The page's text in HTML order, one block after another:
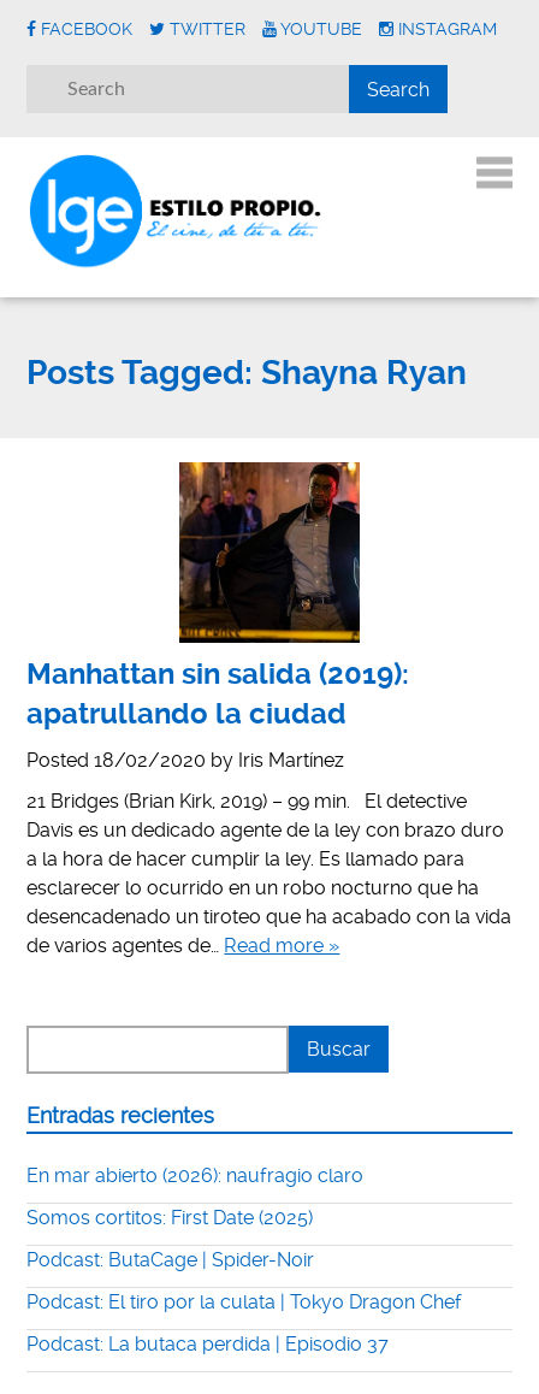
FACEBOOK TWITTER YOUTUBE INSTAGRAM
Posts Tagged: Shayna Ryan
Manhattan sin salida (2019):
apatrullando la ciudad
Posted18/02/2020 by Iris Martínez
21 Bridges (Brian Kirk, 2019) – 99 min. El detective
Davis es un dedicado agente de la ley con brazo duro
a la hora de hacer cumplir la ley. Es llamado para
esclarecer lo ocurrido en un robo nocturno que ha
desencadenado un tiroteo que ha acabado con la vida
de varios agentes de… Read more »
Entradas recientes
En mar abierto (2026): naufragio claro
Somos cortitos: First Date (2025)
Podcast: ButaCage | Spider-Noir
Podcast: El tiro por la culata | Tokyo Dragon Chef
Podcast: La butaca perdida | Episodio 37